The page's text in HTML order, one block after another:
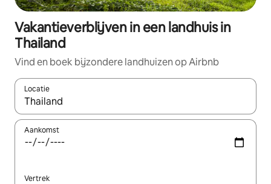
Vakantieverblijven in een landhuis in
Thailand
Vind en boek bijzondere landhuizen op Airbnb
Locatie
Wanneer er resultaten beschikbaar zijn, maak je een keuze
Aankomst
Vertrek